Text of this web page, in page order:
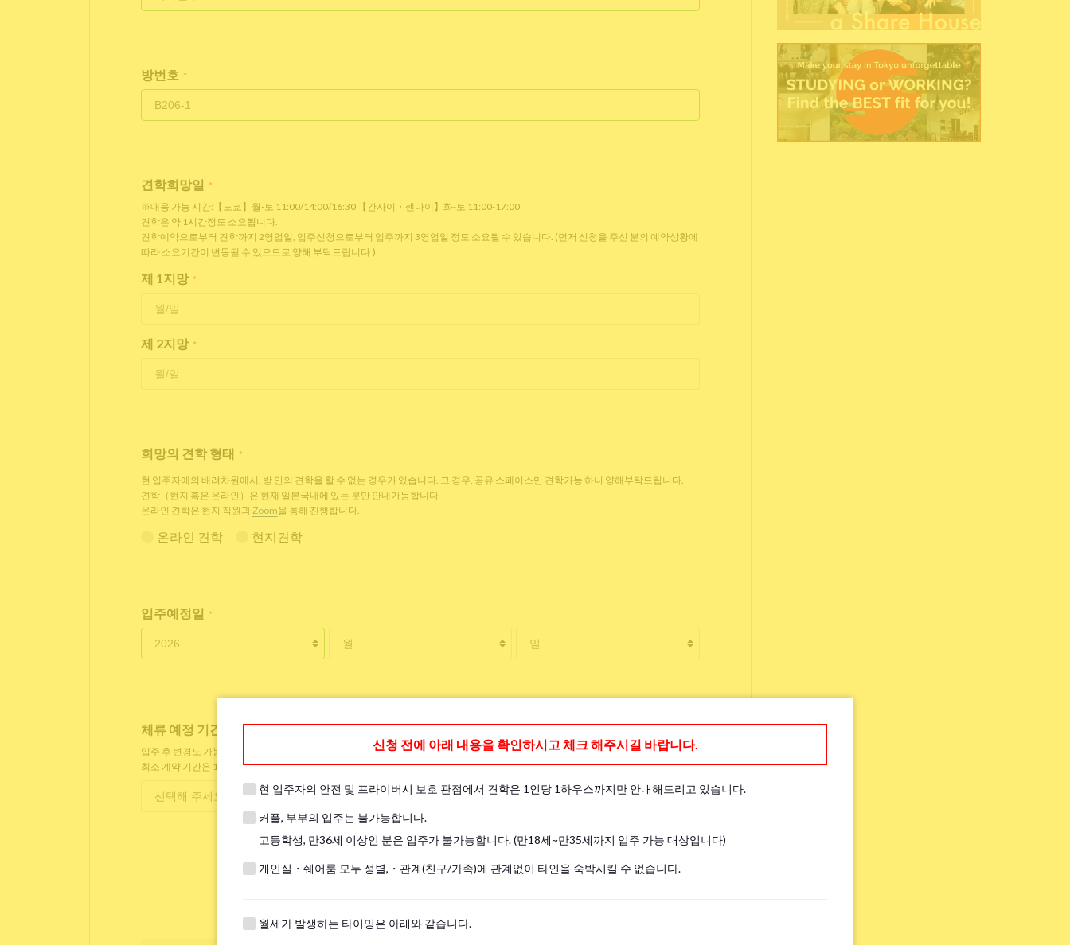
방번호 *
견학희망일 *
※대응 가능 시간:【도쿄】월-토 11:00/14:00/16:30 【간사이・센다이】화-토 11:00-17:00
견학은 약 1시간정도 소요됩니다.
견학예약으로부터 견학까지 2영업일, 입주신청으로부터 입주까지 3영업일 정도 소요될 수 있습니다. (먼저 신청을 주신 분의 예약상황에
따라 소요기간이 변동될 수 있으므로 양해 부탁드립니다.)
제 1지망 *
제 2지망 *
희망의 견학 형태 *
현 입주자에의 배려차원에서, 방 안의 견학을 할 수 없는 경우가 있습니다. 그 경우, 공유 스페이스만 견학가능 하니 양해부탁드립니다.
견학（현지 혹은 온라인）은 현재 일본국내에 있는 분만 안내가능합니다
온라인 견학은 현지 직원과Zoom을 통해 진행합니다.
온라인 견학 현지견학
입주예정일 *
체류 예정 기간
입주 후 변경도 가능합니다.
최소 계약 기간은 1개월입니다.
신청 전에 아래 내용을 확인하시고 체크 해주시길 바랍니다.
현 입주자의 안전 및 프라이버시 보호 관점에서 견학은 1인당 1하우스까지만 안내해드리고 있습니다.
커플, 부부의 입주는 불가능합니다.
고등학생, 만36세 이상인 분은 입주가 불가능합니다. (만18세~만35세까지 입주 가능 대상입니다)
개인실・쉐어룸 모두 성별,・관계(친구/가족)에 관계없이 타인을 숙박시킬 수 없습니다.
월세가 발생하는 타이밍은 아래와 같습니다.